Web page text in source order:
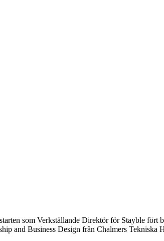
som Verkställande Direktör för Stayble fört
and Business Design från Chalmers Tekniska